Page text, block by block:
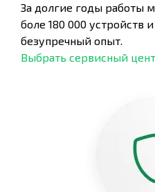
За долгие годы работы
боле 180 000 устройств
безупречный опыт.
Выбрать сервисный